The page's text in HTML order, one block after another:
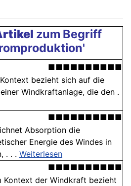
zum Begriff
■■■■■■■■■■
bezieht sich auf die
Windkraftanlage, die den .
■■■■■■■■■■
Absorption die
Energie des Windes in
. . . Weiterlesen
■■■■■■■■■■
Kontext der Windkraft bezieht